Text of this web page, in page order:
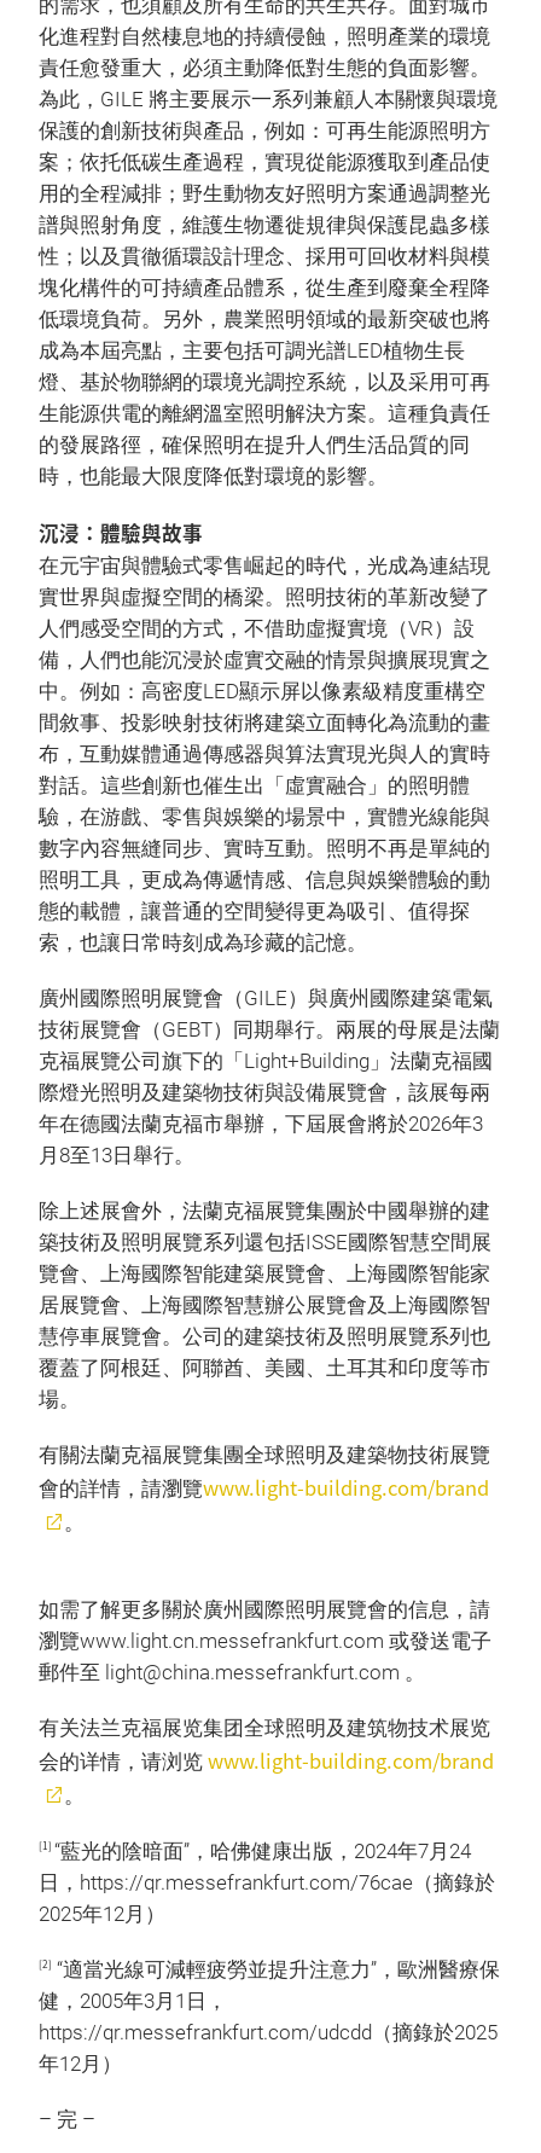
的需求，也須顧及所有生命的共生共存。面對城市
化進程對自然棲息地的持續侵蝕，照明產業的環境
責任愈發重大，必須主動降低對生態的負面影響。
為此，GILE 將主要展示一系列兼顧人本關懷與環境
保護的創新技術與產品，例如：可再生能源照明方
案；依托低碳生產過程，實現從能源獲取到產品使
用的全程減排；野生動物友好照明方案通過調整光
譜與照射角度，維護生物遷徙規律與保護昆蟲多樣
性；以及貫徹循環設計理念、採用可回收材料與模
塊化構件的可持續產品體系，從生產到廢棄全程降
低環境負荷。另外，農業照明領域的最新突破也將
成為本屆亮點，主要包括可調光譜LED植物生長
燈、基於物聯網的環境光調控系統，以及采用可再
生能源供電的離網溫室照明解決方案。這種負責任
的發展路徑，確保照明在提升人們生活品質的同
時，也能最大限度降低對環境的影響。
沉浸：體驗與故事
在元宇宙與體驗式零售崛起的時代，光成為連結現
實世界與虛擬空間的橋梁。照明技術的革新改變了
人們感受空間的方式，不借助虛擬實境（VR）設
備，人們也能沉浸於虛實交融的情景與擴展現實之
中。例如：高密度LED顯示屏以像素級精度重構空
間敘事、投影映射技術將建築立面轉化為流動的畫
布，互動媒體通過傳感器與算法實現光與人的實時
對話。這些創新也催生出「虛實融合」的照明體
驗，在游戲、零售與娛樂的場景中，實體光線能與
數字內容無縫同步、實時互動。照明不再是單純的
照明工具，更成為傳遞情感、信息與娛樂體驗的動
態的載體，讓普通的空間變得更為吸引、值得探
索，也讓日常時刻成為珍藏的記憶。
廣州國際照明展覽會（GILE）與廣州國際建築電氣
技術展覽會（GEBT）同期舉行。兩展的母展是法蘭
克福展覽公司旗下的「Light+Building」法蘭克福國
際燈光照明及建築物技術與設備展覽會，該展每兩
年在德國法蘭克福市舉辦，下屆展會將於2026年3
月8至13日舉行。
除上述展會外，法蘭克福展覽集團於中國舉辦的建
築技術及照明展覽系列還包括ISSE國際智慧空間展
覽會、上海國際智能建築展覽會、上海國際智能家
居展覽會、上海國際智慧辦公展覽會及上海國際智
慧停車展覽會。公司的建築技術及照明展覽系列也
覆蓋了阿根廷、阿聯酋、美國、土耳其和印度等市
場。
有關法蘭克福展覽集團全球照明及建築物技術展覽
會的詳情，請瀏覽www.light-building.com/brand
。
如需了解更多關於廣州國際照明展覽會的信息，請
瀏覽www.light.cn.messefrankfurt.com 或發送電子
郵件至 light@china.messefrankfurt.com 。
有关法兰克福展览集团全球照明及建筑物技术展览
会的详情，请浏览 www.light-building.com/brand
。
[1] “藍光的陰暗面”，哈佛健康出版，2024年7月24
日，https://qr.messefrankfurt.com/76cae（摘錄於
2025年12月）
[2] “適當光線可減輕疲勞並提升注意力”，歐洲醫療保
健，2005年3月1日，
https://qr.messefrankfurt.com/udcdd（摘錄於2025
年12月）
– 完 –